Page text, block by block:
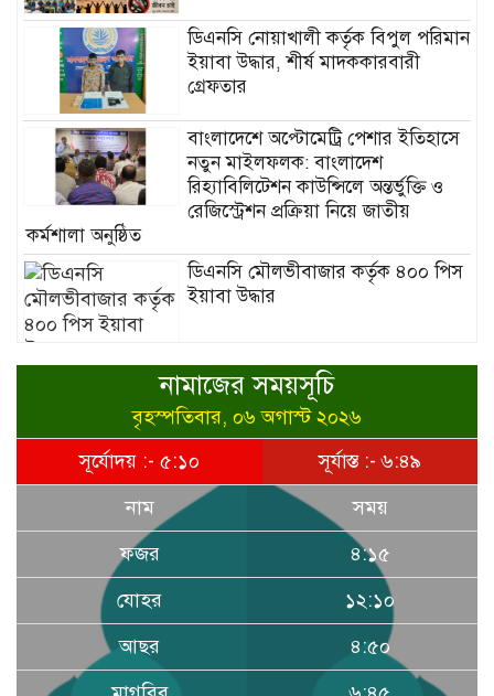
ডিএনসি নোয়াখালী কর্তৃক বিপুল পরিমান
ইয়াবা উদ্ধার, শীর্ষ মাদককারবারী
গ্রেফতার
বাংলাদেশে অপ্টোমেট্রি পেশার ইতিহাসে
নতুন মাইলফলক: বাংলাদেশ
রিহ্যাবিলিটেশন কাউন্সিলে অন্তর্ভুক্তি ও
রেজিস্ট্রেশন প্রক্রিয়া নিয়ে জাতীয়
কর্মশালা অনুষ্ঠিত
ডিএনসি মৌলভীবাজার কর্তৃক ৪০০ পিস
ইয়াবা উদ্ধার
হাসপাতাল ও ক্লিনিকে রোগীর অপেক্ষার
সময় কমাতে স্বাস্থ্যসেবা চেইন:
বাংলাদেশের প্রেক্ষাপটে একটি বাস্তবসম্মত
সমাধান
বাংলাদেশের টিকা নিরাপত্তা ও স্বাস্থ্য
সার্বভৌমত্ব: এখনই দেশীয় ভ্যাকসিন
উৎপাদনে জাতীয় বিনিয়োগের সময়
নামাজের সময়সূচি
বৃহস্পতিবার, ০৬ অগাস্ট ২০২৬
সূর্যোদয় :- ৫:১০
সূর্যাস্ত :- ৬:৪৯
নাম
সময়
ফজর
৪:১৫
যোহর
১২:১০
আছর
৪:৫০